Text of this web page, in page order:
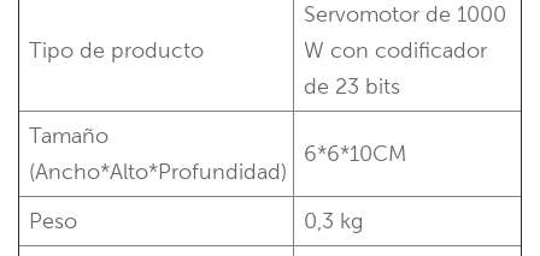
Tipo de producto
Servomotor de 1000
W con codificador
de 23 bits
Tamaño
(Ancho*Alto*Profundidad)
6*6*10CM
Peso 0,3 kg